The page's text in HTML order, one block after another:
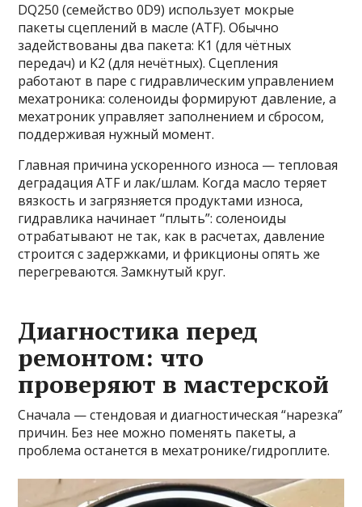
DQ250 (семейство 0D9) использует мокрые
пакеты сцеплений в масле (ATF). Обычно
задействованы два пакета: K1 (для чётных
передач) и K2 (для нечётных). Сцепления
работают в паре с гидравлическим управлением
мехатроника: соленоиды формируют давление, а
мехатроник управляет заполнением и сбросом,
поддерживая нужный момент.
Главная причина ускоренного износа — тепловая
деградация ATF и лак/шлам. Когда масло теряет
вязкость и загрязняется продуктами износа,
гидравлика начинает “плыть”: соленоиды
отрабатывают не так, как в расчетах, давление
строится с задержками, и фрикционы опять же
перегреваются. Замкнутый круг.
Диагностика перед
ремонтом: что
проверяют в мастерской
Сначала — стендовая и диагностическая “нарезка”
причин. Без нее можно поменять пакеты, а
проблема останется в мехатронике/гидроплите.